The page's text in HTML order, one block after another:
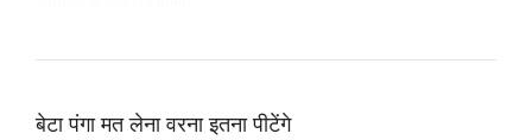
बेटा पंगा मत लेना वरना इतना पीटेंगे